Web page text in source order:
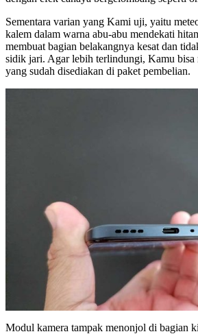
Sementara varian yang Kami uji, yaitu
kalem dalam warna abu-abu mendekati
membuat bagian belakangnya kesat dan
sidik jari. Agar lebih terlindungi, Kamu bisa
yang sudah disediakan di paket pembelian.
Modul kamera tampak menonjol di bagian